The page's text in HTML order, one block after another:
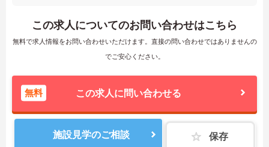
この求人についてのお問い合わせはこちら
無料で求人情報をお問い合わせいただけます。直接の問い合わせではありませんの
でご安心ください。
無料 この求人に問い合わせる
施設見学のご相談 保存